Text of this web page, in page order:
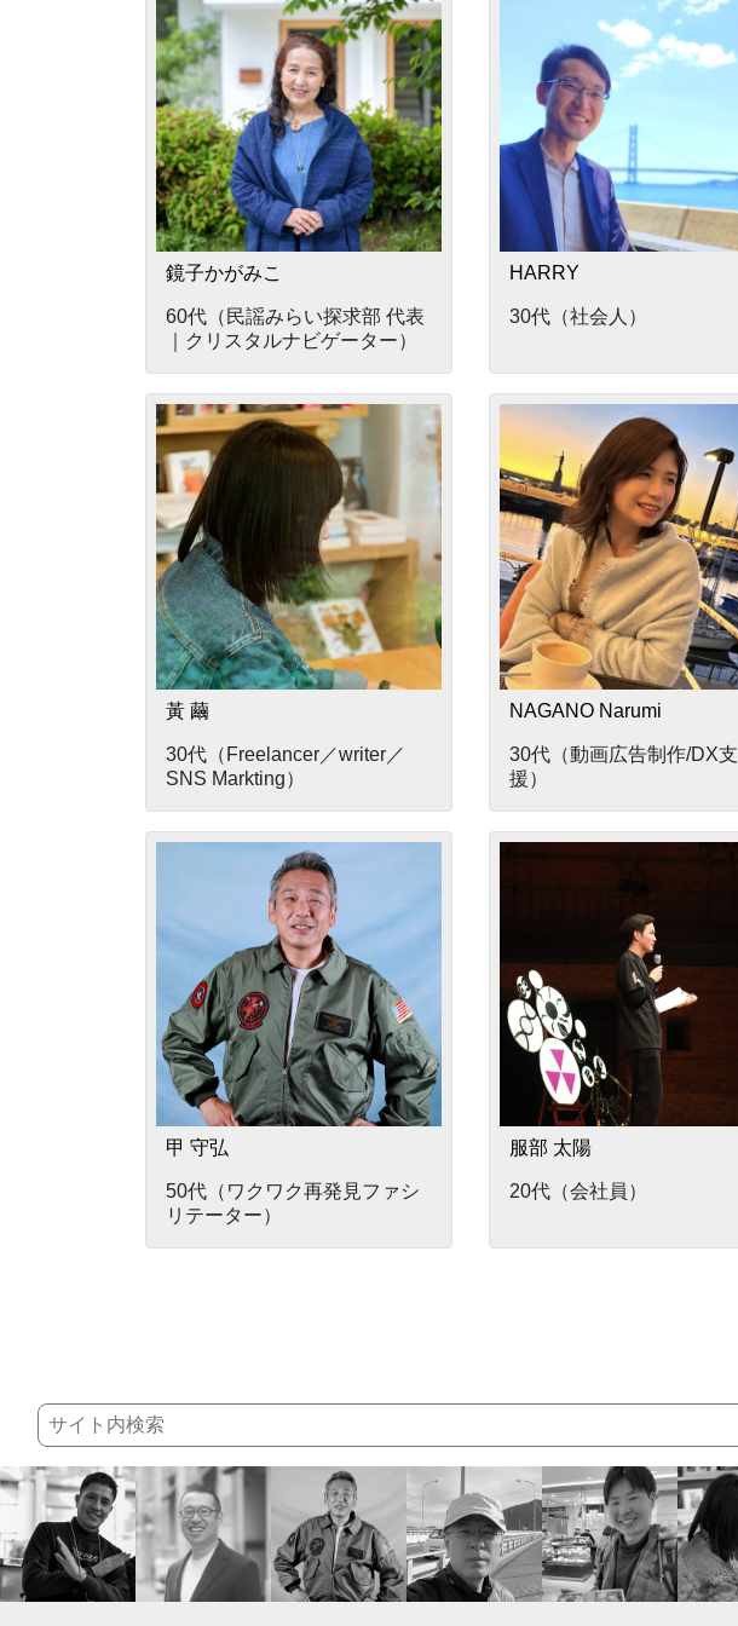
鏡子かがみこ
60代（民謡みらい探求部 代表
｜クリスタルナビゲーター）
HARRY
30代（社会人）
黃 繭
30代（Freelancer／writer／
SNS Markting）
NAGANO Narumi
30代（動画広告制作/DX支
援）
甲 守弘
50代（ワクワク再発見ファシ
リテーター）
服部 太陽
20代（会社員）